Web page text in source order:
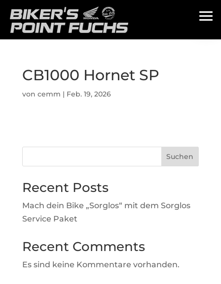
CB1000 Hornet SP
von cemm | Feb. 19, 2026
Suchen
Recent Posts
Mach dein Bike „Sorglos“ mit dem Sorglos
Service Paket
Recent Comments
Es sind keine Kommentare vorhanden.